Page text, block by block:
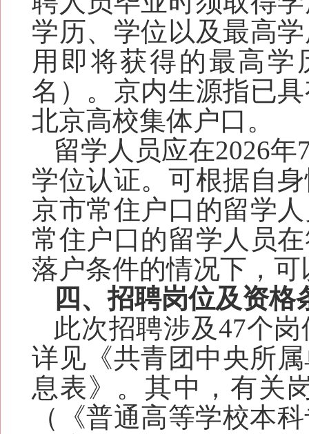
学历、学位以及最高
用即将获得的最高
名）。京内生源指已
北京高校集体户口。
留学人员应在2026
学位认证。可根据自
京市常住户口的留学
常住户口的留学人员
落户条件的情况下，
四、招聘岗位及资格
此次招聘涉及47个岗
详见《共青团中央所
息表》。其中，有关
（《普通高等学校本